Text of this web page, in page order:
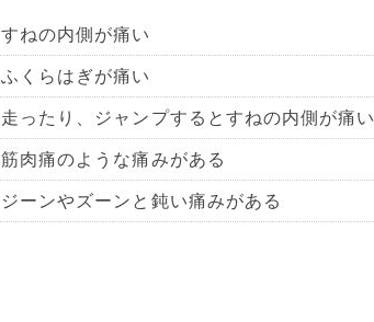
すねの内側が痛い
ふくらはぎが痛い
走ったり、ジャンプするとすねの内側が痛い
筋肉痛のような痛みがある
ジーンやズーンと鈍い痛みがある